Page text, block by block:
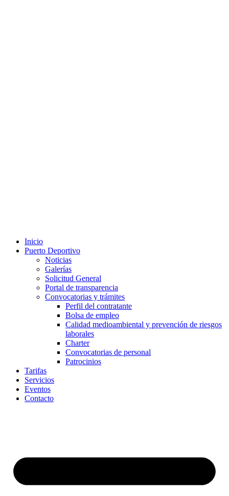
Inicio
Puerto Deportivo
Noticias
Galerías
Solicitud General
Portal de transparencia
Convocatorias y trámites
Perfil del contratante
Bolsa de empleo
Calidad medioambiental y prevención de riesgos
laborales
Charter
Convocatorias de personal
Patrocinios
Tarifas
Servicios
Eventos
Contacto